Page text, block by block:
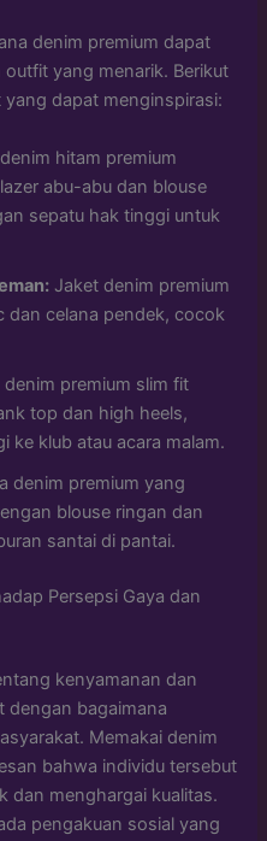
denim premium dapat
yang menarik. Berikut
dapat menginspirasi:
hitam premium
abu-abu dan blouse
sepatu hak tinggi untuk
Jaket denim premium
dan celana pendek, cocok
denim premium slim fit
top dan high heels,
ke klub atau acara malam.
denim premium yang
blouse ringan dan
santai di pantai.
Persepsi Gaya dan
kenyamanan dan
dengan bagaimana
Memakai denim
bahwa individu tersebut
dan menghargai kualitas.
pengakuan sosial yang